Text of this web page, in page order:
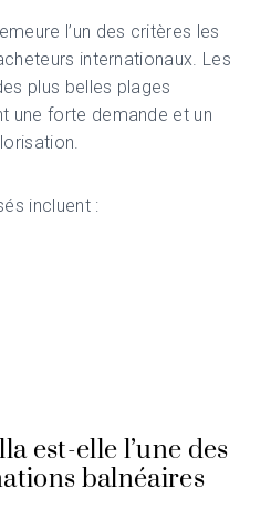
l’un des critères les
internationaux. Les
plus belles plages
une forte demande et un
incluent :
est-elle l’une des
balnéaires